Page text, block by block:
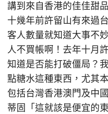
講到來自香港的佳佳甜
十幾年前許留山有來過
客人數量就知道大事不
人不買帳啊！去年十月
知道是否能打破僵局？
點糖水這種東西，尤其
包括台灣香港澳門及中
蒂固「這就該是便宜的